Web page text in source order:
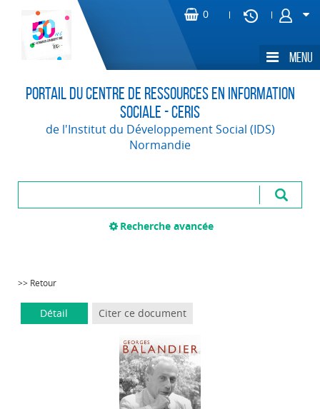
Portail du Centre de Ressources en Information
Sociale - CERIS
de l'Institut du Développement Social (IDS)
Normandie
Recherche avancée
>> Retour
Détail Citer ce document